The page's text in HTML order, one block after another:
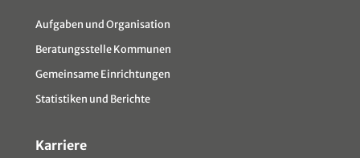
Aufgaben und Organisation
Beratungsstelle Kommunen
Gemeinsame Einrichtungen
Statistiken und Berichte
Karriere